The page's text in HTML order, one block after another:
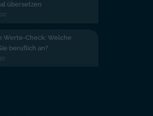
übersetzen
Werte-Check: Welche
beruflich an?